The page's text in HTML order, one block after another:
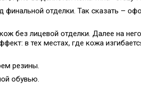
отделки. Так сказать –
без лицевой отделки. Далее на
в тех местах, где кожа
резины.
обувью.